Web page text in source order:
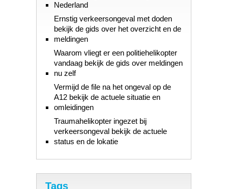
Nederland
Ernstig verkeersongeval met doden
bekijk de gids over het overzicht en de
meldingen
Waarom vliegt er een politiehelikopter
vandaag bekijk de gids over meldingen
nu zelf
Vermijd de file na het ongeval op de
A12 bekijk de actuele situatie en
omleidingen
Traumahelikopter ingezet bij
verkeersongeval bekijk de actuele
status en de lokatie
Tags